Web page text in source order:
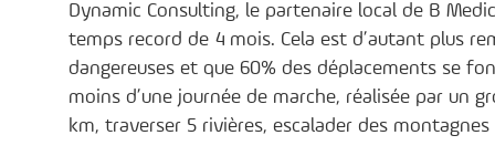
Dynamic Consulting, le partenaire local de B
temps record de 4 mois. Cela est d’autant plus
dangereuses et que 60% des déplacements se
moins d’une journée de marche, réalisée par un
km, traverser 5 rivières, escalader des